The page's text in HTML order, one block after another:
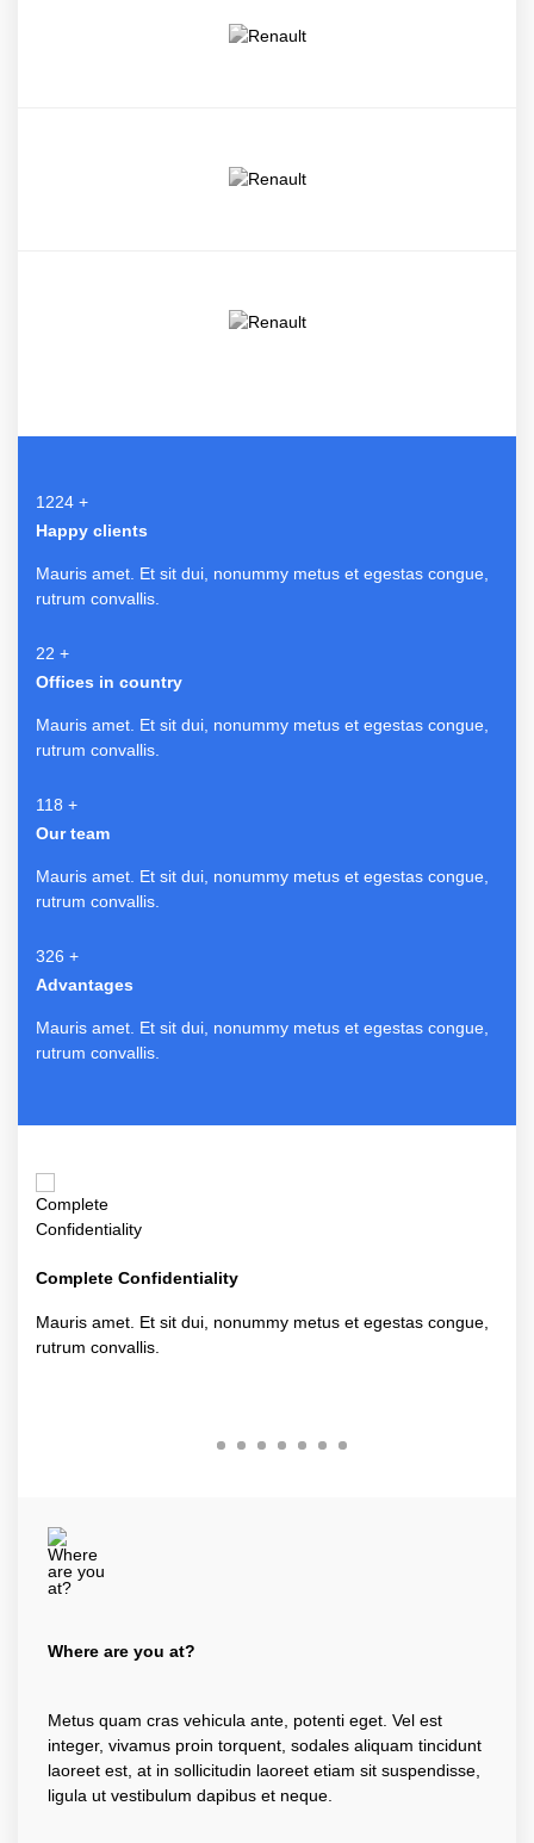
1308 +
Happy clients
Mauris amet. Et sit dui, nonummy metus et egestas congue,
rutrum convallis.
24 +
Offices in country
Mauris amet. Et sit dui, nonummy metus et egestas congue,
rutrum convallis.
126 +
Our team
Mauris amet. Et sit dui, nonummy metus et egestas congue,
rutrum convallis.
349 +
Advantages
Mauris amet. Et sit dui, nonummy metus et egestas congue,
rutrum convallis.
Complete Confidentiality
Mauris amet. Et sit dui, nonummy metus et egestas congue,
rutrum convallis.
Where are you at?
Metus quam cras vehicula ante, potenti eget. Vel est
integer, vivamus proin torquent, sodales aliquam tincidunt
laoreet est, at in sollicitudin laoreet etiam sit suspendisse,
ligula ut vestibulum dapibus et neque.